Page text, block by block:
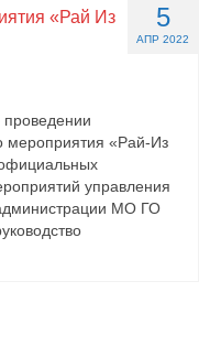
5
АПР 2022
«Рай Из
мероприятия «Рай-Из
управления
МО ГО